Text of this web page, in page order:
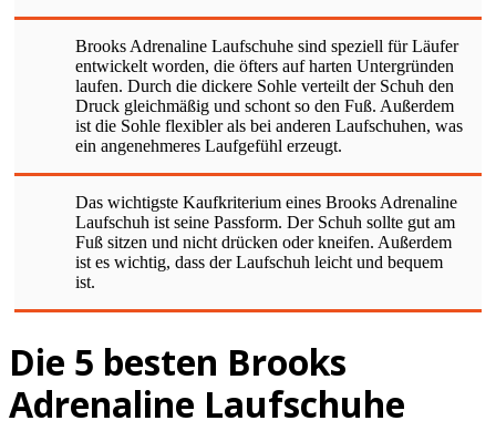
Brooks Adrenaline Laufschuhe sind speziell für Läufer
entwickelt worden, die öfters auf harten Untergründen
laufen. Durch die dickere Sohle verteilt der Schuh den
Druck gleichmäßig und schont so den Fuß. Außerdem
ist die Sohle flexibler als bei anderen Laufschuhen, was
ein angenehmeres Laufgefühl erzeugt.
Das wichtigste Kaufkriterium eines Brooks Adrenaline
Laufschuh ist seine Passform. Der Schuh sollte gut am
Fuß sitzen und nicht drücken oder kneifen. Außerdem
ist es wichtig, dass der Laufschuh leicht und bequem
ist.
Die 5 besten Brooks
Adrenaline Laufschuhe